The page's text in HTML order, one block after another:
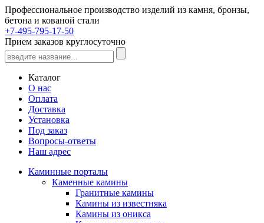
Профессиональное производство изделий из камня, бронзы,
бетона и кованой стали
+7-495-795-17-50
Прием заказов круглосуточно
Каталог
О нас
Оплата
Доставка
Установка
Под заказ
Вопросы-ответы
Наш адрес
Каминные порталы
Каменные камины
Гранитные камины
Камины из известняка
Камины из оникса